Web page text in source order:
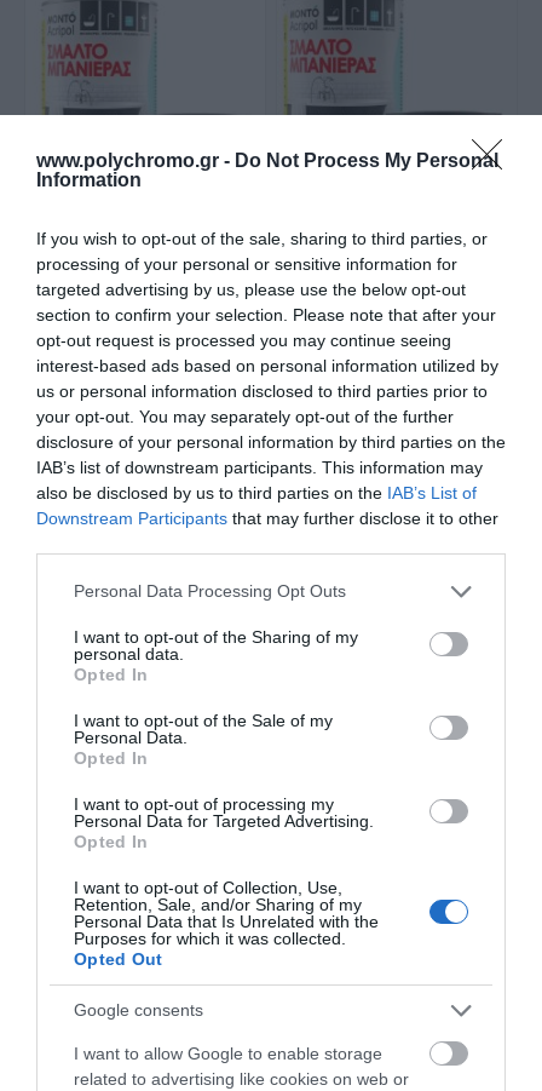
www.polychromo.gr - Do Not Process My Personal
Information
If you wish to opt-out of the sale, sharing to third parties, or
processing of your personal or sensitive information for
targeted advertising by us, please use the below opt-out
section to confirm your selection. Please note that after your
opt-out request is processed you may continue seeing
interest-based ads based on personal information utilized by
us or personal information disclosed to third parties prior to
your opt-out. You may separately opt-out of the further
disclosure of your personal information by third parties on the
IAB’s list of downstream participants. This information may
also be disclosed by us to third parties on the IAB’s List of
Downstream Participants that may further disclose it to other
Please note that this website/app uses one or more Google
not limited to your visit or usage behaviour. You may click to
grant or deny consent to Google and its third-party tags to
use your data for below specified purposes in below Google
consent section.
Personal Data Processing Opt Outs
I want to opt-out of the Sharing of my
personal data.
Opted In
I want to opt-out of the Sale of my
Personal Data.
Opted In
I want to opt-out of processing my
Personal Data for Targeted Advertising.
Opted In
I want to opt-out of Collection, Use,
Retention, Sale, and/or Sharing of my
Personal Data that Is Unrelated with the
Purposes for which it was collected.
Opted Out
Google consents
I want to allow Google to enable storage
related to advertising like cookies on web or
Monto Acripol Σμάλτο
Μπανιέρας Γυαλιστερό
Λευκό ή Αποχρώσεις
750ml
33,40 €
ΑΓΟΡΑ
Monto Acripol Σμάλτο
Μπανιέρας Γυαλιστερό
Βάστη TR 750ml
34,30 €
ΑΓΟΡΑ
Titanlux Σμάλτο
Ανακαίνισης Των Ειδών
Υγιεινής Σατινέ 2
Συστατικών 750ml 4200
ΑΓΟΡΑ
Titanlux Σμάλτο
Συστατικών 750ml 4200